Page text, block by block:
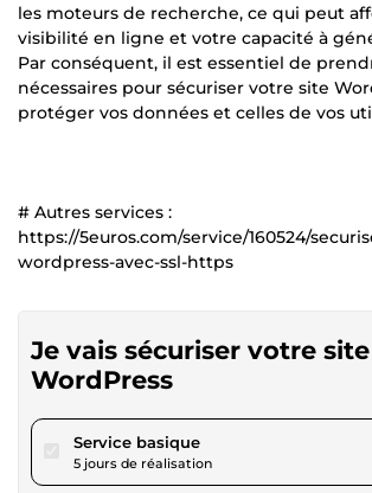
les moteurs de recherche, ce qui peut
visibilité en ligne et votre capacité à
Par conséquent, il est essentiel de
nécessaires pour sécuriser votre site
protéger vos données et celles de vos
# Autres services :
https://5euros.com/service/160524/
wordpress-avec-ssl-https
Je vais sécuriser votre site
WordPress
Service basiquepour 69,35 $US
5 jours de réalisation